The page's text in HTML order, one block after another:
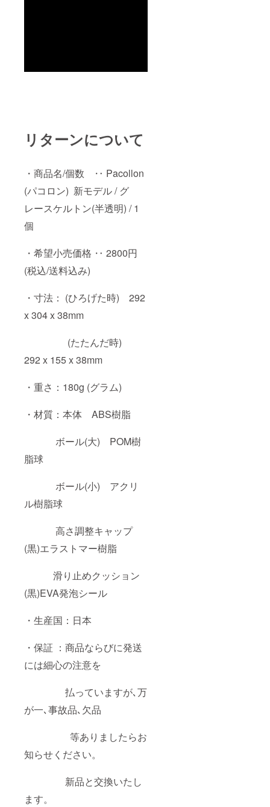
リターンについて
・商品名/個数 ‥ Pacollon
(パコロン) 新モデル / グ
レースケルトン(半透明) / 1
個
・希望小売価格 ‥ 2800円
(税込/送料込み)
・寸法： (ひろげた時) 292
x 304 x 38mm
(たたんだ時)
292 x 155 x 38mm
・重さ：180g (グラム)
・材質：本体 ABS樹脂
ボール(大) POM樹
脂球
ボール(小) アクリ
ル樹脂球
高さ調整キャップ
(黒)エラストマー樹脂
滑り止めクッション
(黒)EVA発泡シール
・生産国：日本
・保証 ：商品ならびに発送
には細心の注意を
払っていますが､万
が一､事故品､欠品
等ありましたらお
知らせください。
新品と交換いたし
ます。